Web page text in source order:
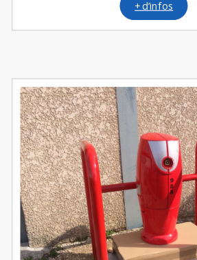
+ d’infos